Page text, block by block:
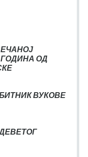
ОД
ВУКОВЕ